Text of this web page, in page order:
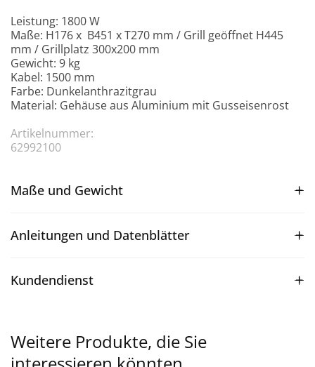
Leistung: 1800 W
Maße: H176 x B451 x T270 mm / Grill geöffnet H445
mm / Grillplatz 300x200 mm
Gewicht: 9 kg
Kabel: 1500 mm
Farbe: Dunkelanthrazitgrau
Material: Gehäuse aus Aluminium mit Gusseisenrost
Artikelnummer:
62992100
Maße und Gewicht
Anleitungen und Datenblätter
Kundendienst
Weitere Produkte, die Sie